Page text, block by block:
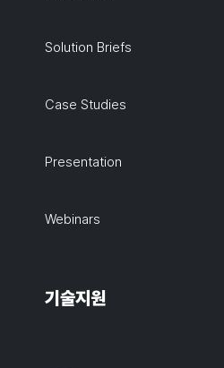
Solution Briefs
Case Studies
Presentation
Webinars
기술지원